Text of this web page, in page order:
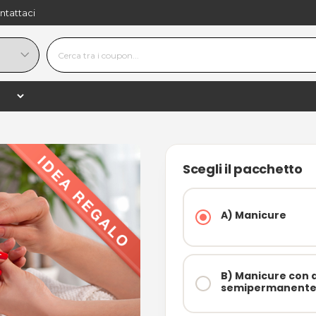
A) Manicure
B) Manicure con
Scegli il pacchetto